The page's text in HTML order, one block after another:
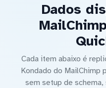
Dados
Cada item abaixo é
Kondado do MailChimp
sem setup de